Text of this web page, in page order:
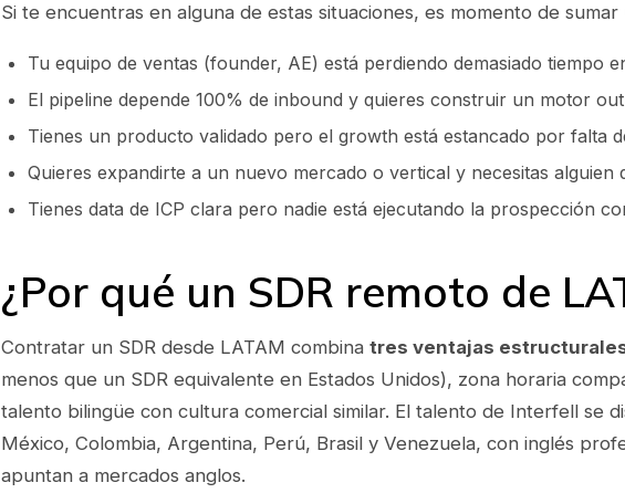
Si te encuentras en alguna de estas situaciones, es momento de sumar
Tu equipo de ventas (founder, AE) está perdiendo demasiado tiempo
El pipeline depende 100% de inbound y quieres construir un motor
Tienes un producto validado pero el growth está estancado por falta
Quieres expandirte a un nuevo mercado o vertical y necesitas alguien
Tienes data de ICP clara pero nadie está ejecutando la prospección
¿Por qué un SDR remoto de
Contratar un SDR desde LATAM combina tres ventajas
menos que un SDR equivalente en Estados Unidos), zona horaria
talento bilingüe con cultura comercial similar. El talento de Interfell se
México, Colombia, Argentina, Perú, Brasil y Venezuela, con inglés
apuntan a mercados anglos.